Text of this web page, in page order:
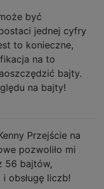
być
jednej cyfry
to konieczne,
na to
bajty.
na bajty!
Przejście na
pozwoliło mi
56 bajtów,
obsługę liczb!